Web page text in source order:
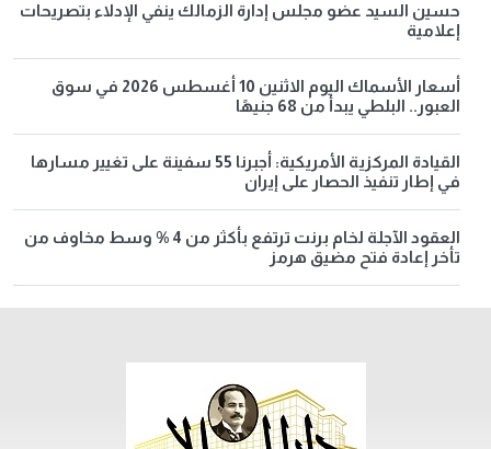
حسين السيد عضو مجلس إدارة الزمالك ينفي الإدلاء بتصريحات
إعلامية
أسعار الأسماك اليوم الاثنين 10 أغسطس 2026 في سوق
العبور.. البلطي يبدأ من 68 جنيهًا
القيادة المركزية الأمريكية: أجبرنا 55 سفينة على تغيير مسارها
في إطار تنفيذ الحصار على إيران
العقود الآجلة لخام برنت ترتفع بأكثر من 4 % وسط مخاوف من
تأخر إعادة فتح مضيق هرمز